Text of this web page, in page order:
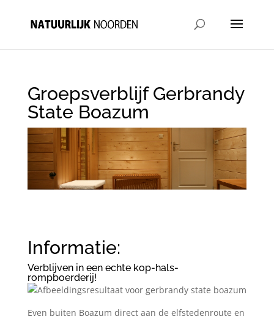
Groepsverblijf Gerbrandy
State Boazum
Informatie:
Verblijven in een echte kop-hals-
rompboerderij!
Even buiten Boazum direct aan de elfstedenroute en